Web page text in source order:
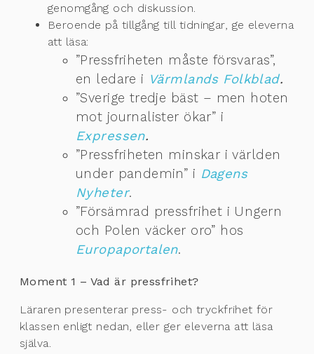
genomgång och diskussion.
Beroende på tillgång till tidningar, ge eleverna
att läsa:
”Pressfriheten måste försvaras”,
en ledare i Värmlands Folkblad.
”Sverige tredje bäst – men hoten
mot journalister ökar” i
Expressen.
”Pressfriheten minskar i världen
under pandemin” i Dagens
Nyheter.
”Försämrad pressfrihet i Ungern
och Polen väcker oro” hos
Europaportalen.
Moment 1 – Vad är pressfrihet?
Läraren presenterar press- och tryckfrihet för
klassen enligt nedan, eller ger eleverna att läsa
själva.